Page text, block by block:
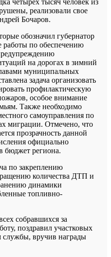
реализовали свое
Бочаров.
обозначил губернатор
по обеспечению
на дорогах в зимний
муниципальных
задача организовать
профилактическую
особое внимание
Также необходимо
самоуправления по
миграции. Отмечено, что
прозрачность данной
официально
бюджет региона.
по закреплению
количества ДТП и
динамики
топливно-
собравшихся за
поздравил участковых
вручив награды